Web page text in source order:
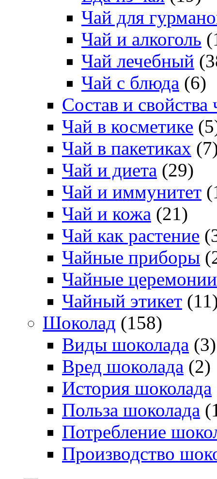
Чай для
Чай и алкоголь
Чай лечебный
Чай с блюда (6)
Состав и свойства
Чай в косметике
Чай в пакетиках
Чай и диета (29)
Чай и иммунитет
Чай и кожа (21)
Чай как растение
Чайные приборы
Чайные церемонии
Чайный этикет
Шоколад (158)
Виды шоколада (3)
Вред шоколада (2)
История шоколада
Польза шоколада
Потребление
Производство